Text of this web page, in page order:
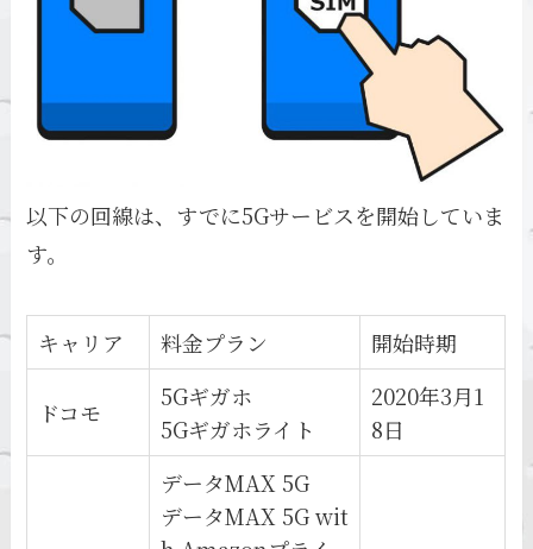
以下の回線は、すでに5Gサービスを開始していま
す。
キャリア 料金プラン 開始時期
ドコモ
5Gギガホ
5Gギガホライト
2020年3月1
8日
データMAX 5G
データMAX 5G wit